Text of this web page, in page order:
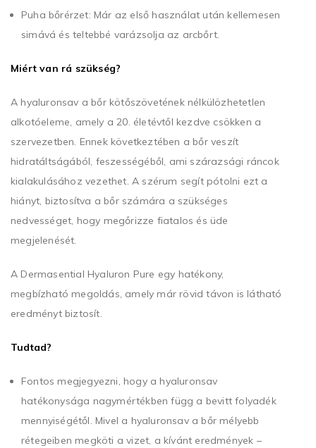
Puha bőrérzet: Már az első használat után kellemesen
simává és teltebbé varázsolja az arcbőrt.
Miért van rá szükség?
A hyaluronsav a bőr kötőszövetének nélkülözhetetlen
alkotóeleme, amely a 20. életévtől kezdve csökken a
szervezetben. Ennek következtében a bőr veszít
hidratáltságából, feszességéből, ami szárazsági ráncok
kialakulásához vezethet. A szérum segít pótolni ezt a
hiányt, biztosítva a bőr számára a szükséges
nedvességet, hogy megőrizze fiatalos és üde
megjelenését.
A Dermasential Hyaluron Pure egy hatékony,
megbízható megoldás, amely már rövid távon is látható
eredményt biztosít.
Tudtad?
Fontos megjegyezni, hogy a hyaluronsav
hatékonysága nagymértékben függ a bevitt folyadék
mennyiségétől. Mivel a hyaluronsav a bőr mélyebb
rétegeiben megköti a vizet, a kívánt eredmények –